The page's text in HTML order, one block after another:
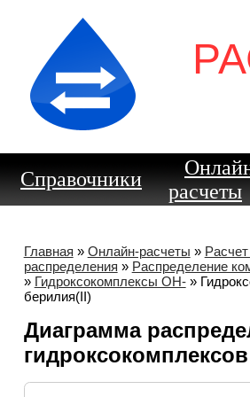
Справочники
расчеты
Главная » Онлайн-расчеты »
распределения » Распределение
» Гидроксокомплексы OH-»
берилия(II)
Диаграмма